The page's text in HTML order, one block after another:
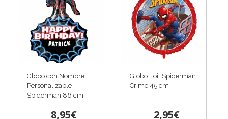
Globo con Nombre
Personalizable
Spiderman 86 cm
8,95€
Globo Foil Spiderman
Crime 45 cm
2,95€